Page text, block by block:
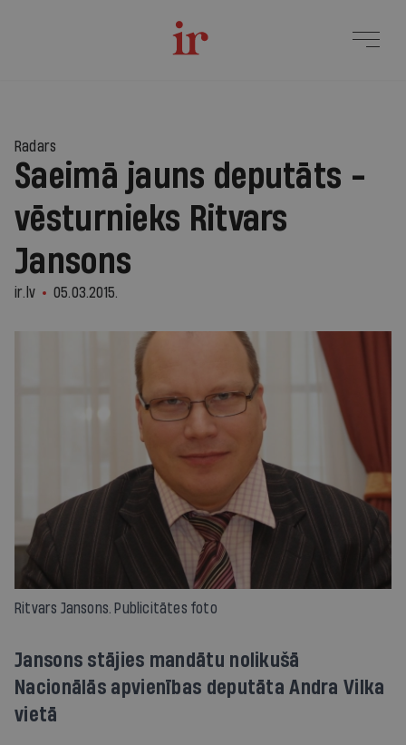
Radars
Saeimā jauns deputāts -
vēsturnieks Ritvars
Jansons
ir.lv 05.03.2015.
Ritvars Jansons. Publicitātes foto
Jansons stājies mandātu nolikušā
Nacionālās apvienības deputāta Andra Vilka
vietā